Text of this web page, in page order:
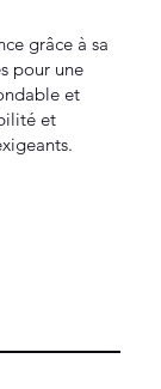
grâce à sa
pour une
et
et